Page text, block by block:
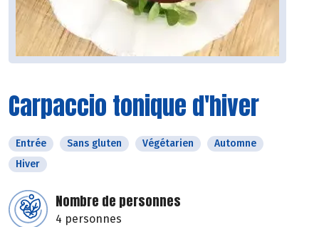
Carpaccio tonique d'hiver
Entrée Sans gluten Végétarien
Automne
Hiver
Nombre de personnes
4 personnes